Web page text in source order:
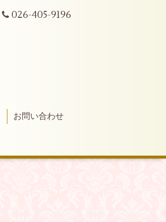
026-405-9196
お問い合わせ